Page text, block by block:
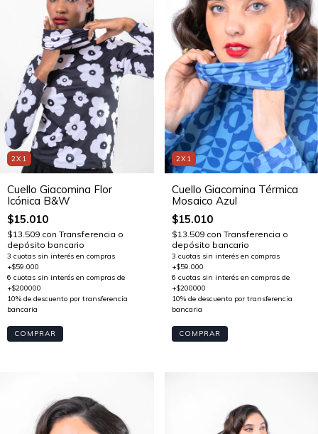
2X1
Cuello Giacomina Flor
Icónica B&W
$15.010
$13.509 con Transferencia o
depósito bancario
2X1
Cuello Giacomina Térmica
Mosaico Azul
$15.010
$13.509 con Transferencia o
depósito bancario